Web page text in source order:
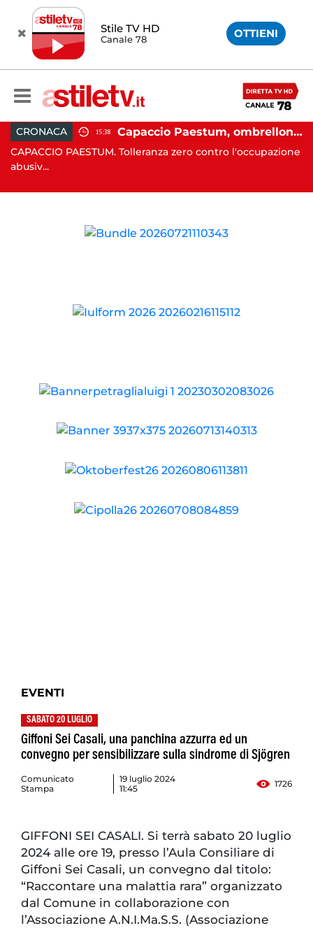
Stile TV HD
Canale 78 OTTIENI
CRONACA 15:38 Capaccio Paestum, ombrellone selvaggio: blitz della Municipale, sgomberate tutte le spiagge libere
CAPACCIO PAESTUM. Tolleranza zero contro l'occupazione
abusiv...
EVENTI
SABATO 20 LUGLIO
Giffoni Sei Casali, una panchina azzurra ed un
convegno per sensibilizzare sulla sindrome di Sjögren
Comunicato
Stampa
19 luglio 2024
11:45
1726
GIFFONI SEI CASALI. Si terrà sabato 20 luglio
2024 alle ore 19, presso l’Aula Consiliare di
Giffoni Sei Casali, un convegno dal titolo:
“Raccontare una malattia rara” organizzato
dal Comune in collaborazione con
l’Associazione A.N.I.Ma.S.S. (Associazione